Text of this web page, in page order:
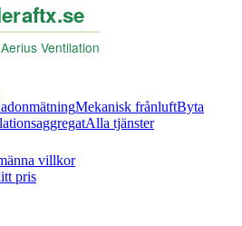
Mekanisk frånluftByta
Alla tjänster
villkor
pris